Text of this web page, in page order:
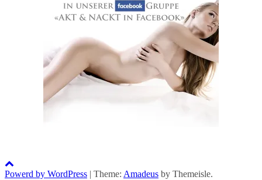
Powerd by WordPress | Theme: Amadeus by Themeisle.